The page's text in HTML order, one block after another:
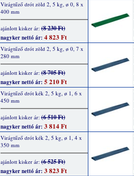
Virágtűző drót zöld 2, 5 kg, ø 0, 8 x
400 mm
ajánlott kisker ár:(8 230 Ft)
nagyker nettó ár: 4 823 Ft
Virágtűző drót zöld 2, 5 kg, ø 0, 7 x
280 mm
ajánlott kisker ár:(8 705 Ft)
nagyker nettó ár: 5 210 Ft
Virágtűző drót kék 2, 5 kg, ø 1, 6 x
450 mm
ajánlott kisker ár:(6 510 Ft)
nagyker nettó ár: 3 814 Ft
Virágtűző drót kék 2, 5 kg, ø 1, 4 x
350 mm
ajánlott kisker ár:(6 525 Ft)
nagyker nettó ár: 3 823 Ft